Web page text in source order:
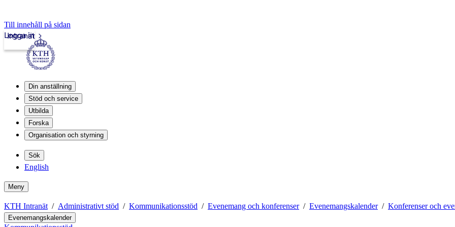
Till innehåll på sidan
Intranät
Logga in
Din anställning
Stöd och service
Utbilda
Forska
Organisation och styrning
Sök
English
Meny
KTH Intranät Administrativt stöd Kommunikationsstöd Evenemang och konferenser Evenemangskalender Konferenser och
Evenemangskalender